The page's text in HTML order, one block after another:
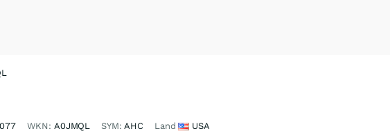
WKN: A0JMQL SYM:AHC Land USA